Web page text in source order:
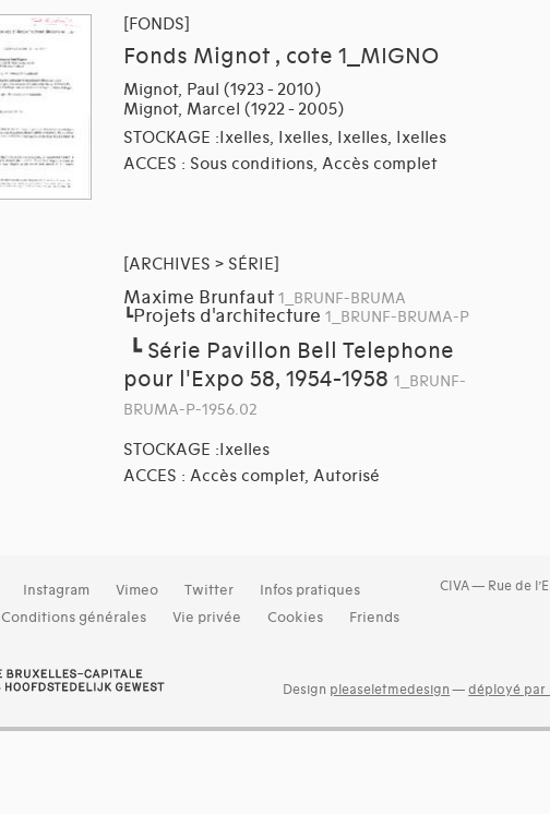
[FONDS]
Fonds Mignot , cote 1_MIGNO
Mignot, Paul (1923 - 2010)
Mignot, Marcel (1922 - 2005)
STOCKAGE :Ixelles, Ixelles, Ixelles, Ixelles
ACCES : Sous conditions, Accès complet
[ARCHIVES > SÉRIE]
Maxime Brunfaut 1_BRUNF-BRUMA
┗Projets d'architecture 1_BRUNF-BRUMA-P
┗ Série Pavillon Bell Telephone
pour l'Expo 58, 1954-1958 1_BRUNF-
BRUMA-P-1956.02
STOCKAGE :Ixelles
ACCES : Accès complet, Autorisé
Instagram Vimeo Twitter
Infos pratiques
Conditions générales Vie privée Cookies Friends
CIVA — Rue de
Design pleaseletmedesign —déployé par